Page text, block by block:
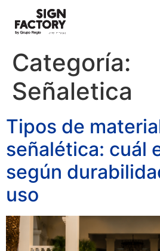
Categoría:
Señaletica
Tipos de
señalética: cuál
según
uso